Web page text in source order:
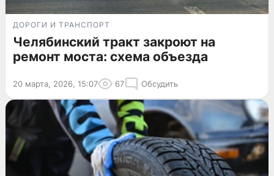
ДОРОГИ И ТРАНСПОРТ
Челябинский тракт закроют на
ремонт моста: схема объезда
20 марта, 2026, 15:07 67 Обсудить